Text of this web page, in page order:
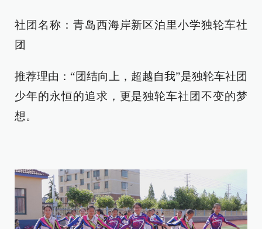
社团名称：青岛西海岸新区泊里小学独轮车社
团
推荐理由：“团结向上，超越自我”是独轮车社团
少年的永恒的追求，更是独轮车社团不变的梦
想。